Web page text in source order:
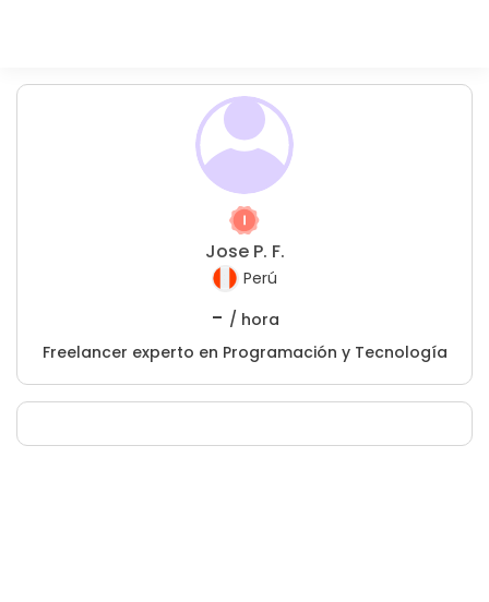
Jose P. F.
Perú
- / hora
Freelancer experto en Programación y Tecnología